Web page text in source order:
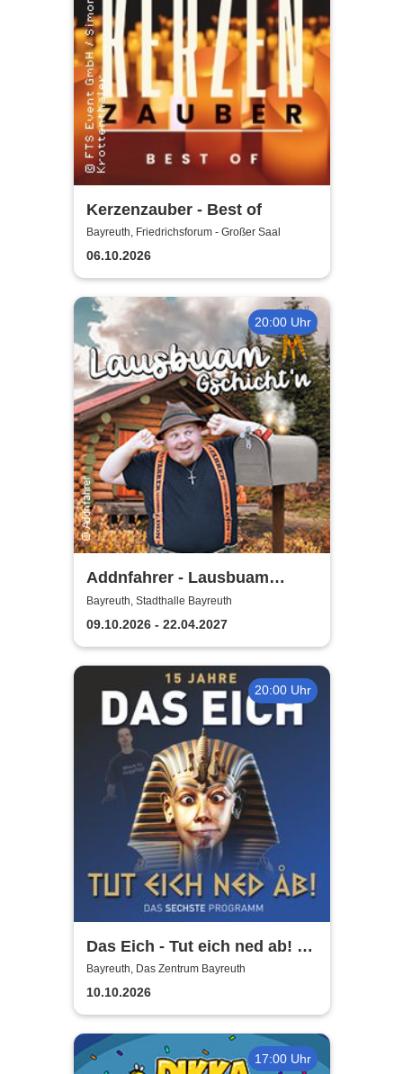
Kerzenzauber - Best of
Bayreuth, Friedrichsforum - Großer Saal
06.10.2026
20:00 Uhr
Addnfahrer - Lausbuam
Gschicht'n
Bayreuth, Stadthalle Bayreuth
09.10.2026 - 22.04.2027
20:00 Uhr
Das Eich - Tut eich ned ab! -
Stefan Eichner | Musik-
Kabarett, Komik und mehr
Bayreuth, Das Zentrum Bayreuth
10.10.2026
17:00 Uhr